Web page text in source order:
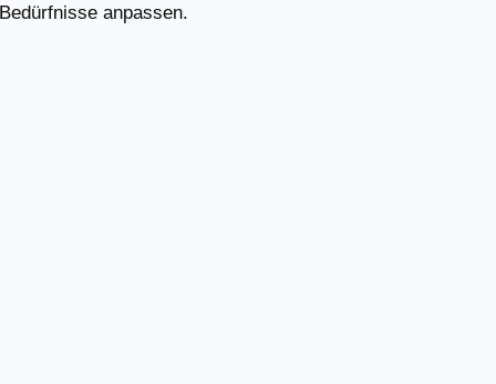
anpassen.